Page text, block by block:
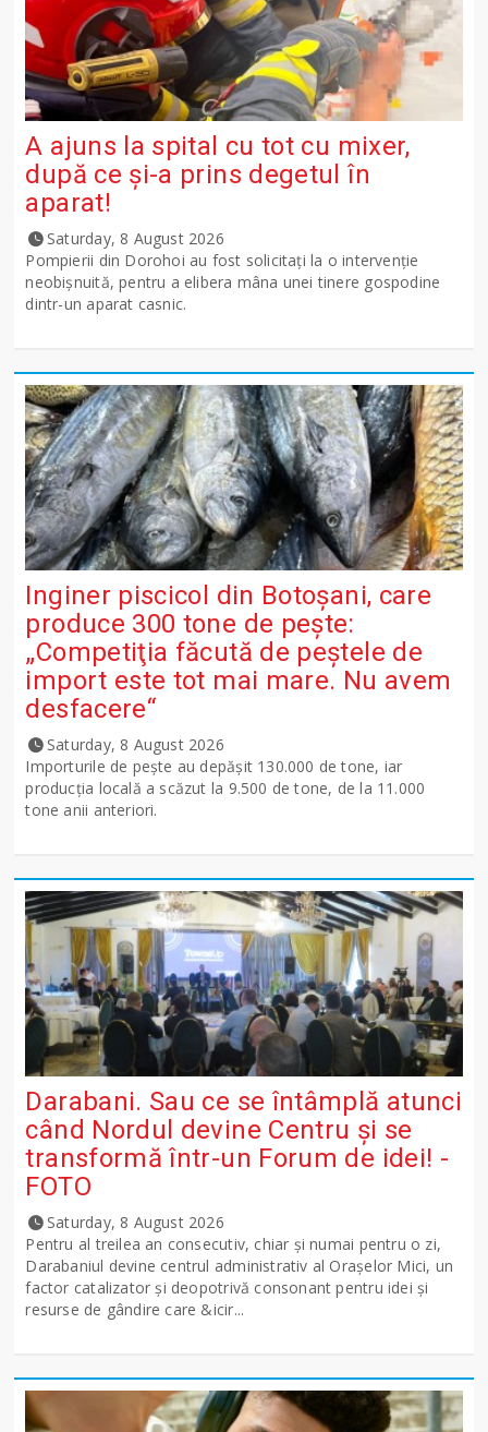
A ajuns la spital cu tot cu mixer,
după ce și-a prins degetul în
aparat!
Saturday, 8 August 2026
Pompierii din Dorohoi au fost solicitați la o intervenție
neobișnuită, pentru a elibera mâna unei tinere gospodine
dintr-un aparat casnic.
Inginer piscicol din Botoşani, care
produce 300 tone de peşte:
„Competiţia făcută de peştele de
import este tot mai mare. Nu avem
desfacere“
Saturday, 8 August 2026
Importurile de peşte au depăşit 130.000 de tone, iar
producţia locală a scăzut la 9.500 de tone, de la 11.000
tone anii anteriori.
Darabani. Sau ce se întâmplă atunci
când Nordul devine Centru și se
transformă într-un Forum de idei! -
FOTO
Saturday, 8 August 2026
Pentru al treilea an consecutiv, chiar și numai pentru o zi,
Darabaniul devine centrul administrativ al Orașelor Mici, un
factor catalizator și deopotrivă consonant pentru idei și
resurse de gândire care &icir...